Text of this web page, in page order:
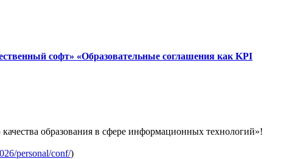
софт» «Образовательные соглашения как KPI
образования в сфере информационных технологий»!
personal/conf/)